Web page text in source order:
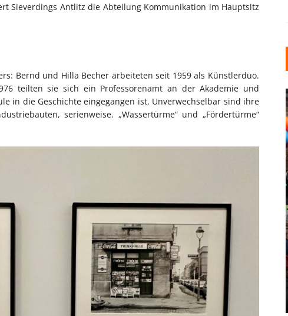
Sieverdings Antlitz die Abteilung Kommunikation im Hauptsitz
Bernd und Hilla Becher arbeiteten seit 1959 als Künstlerduo.
teilten sie sich ein Professorenamt an der Akademie und
in die Geschichte eingegangen ist. Unverwechselbar sind ihre
serienweise. „Wassertürme“ und „Fördertürme“
LOFT-STIL IN IHREM
UNTERSTÜTZEN
Die Inspiration des industriellen Chics sind die
Werkshallen des Industriezeitalters. Die Basis für
diesen Stil sind große Räume, schlicht gehalten
mit rustikalen Elementen und großen
Fensterflächen. Wie so vieles wurde ...